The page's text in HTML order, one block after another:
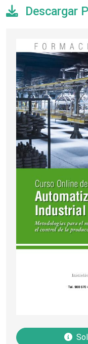
Descargar